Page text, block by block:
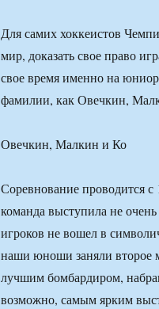
Для самих хоккеистов
мир, доказать свое право
свое время именно на
фамилии, как Овечкин,
Овечкин, Малкин и Ко
Соревнование проводится
команда выступила не
игроков не вошел в
наши юноши заняли второе
лучшим бомбардиром,
возможно, самым ярким